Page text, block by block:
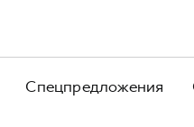
Спецпредложения